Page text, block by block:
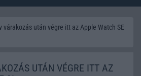
várakozás után végre itt az Apple Watch SE
UTÁN VÉGRE ITT AZ